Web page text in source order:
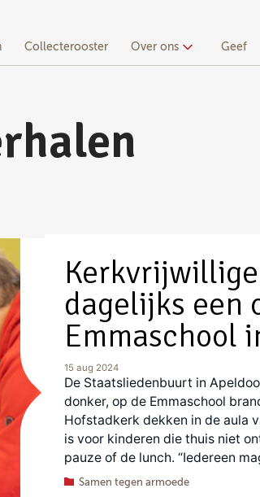
Collecterooster Over ons Geef
dagelijks een
Emmaschool
15 aug 2024
De Staatsliedenbuurt in
donker, op de Emmaschool
Hofstadkerk dekken in de aula
is voor kinderen die thuis niet
pauze of de lunch. “Iedereen
Samen tegen armoede